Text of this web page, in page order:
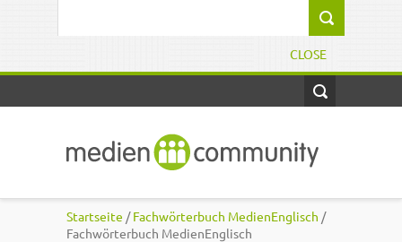
CLOSE
Startseite /Fachwörterbuch MedienEnglisch /
Fachwörterbuch MedienEnglisch